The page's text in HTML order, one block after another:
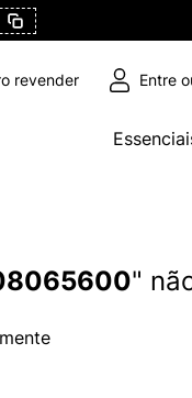
revender